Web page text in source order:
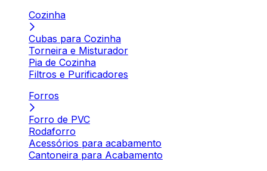
Cozinha
Cubas para Cozinha
Torneira e Misturador
Pia de Cozinha
Filtros e Purificadores
Forros
Forro de PVC
Rodaforro
Acessórios para acabamento
Cantoneira para Acabamento